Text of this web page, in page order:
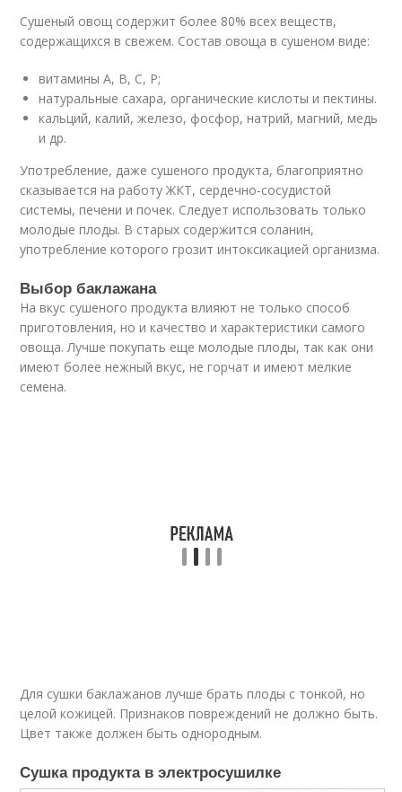
Сушеный овощ содержит более 80% всех веществ,
содержащихся в свежем. Состав овоща в сушеном виде:
витамины А, В, С, P;
натуральные сахара, органические кислоты и пектины.
кальций, калий, железо, фосфор, натрий, магний, медь
и др.
Употребление, даже сушеного продукта, благоприятно
сказывается на работу ЖКТ, сердечно-сосудистой
системы, печени и почек. Следует использовать только
молодые плоды. В старых содержится соланин,
употребление которого грозит интоксикацией организма.
Выбор баклажана
На вкус сушеного продукта влияют не только способ
приготовления, но и качество и характеристики самого
овоща. Лучше покупать еще молодые плоды, так как они
имеют более нежный вкус, не горчат и имеют мелкие
семена.
Для сушки баклажанов лучше брать плоды с тонкой, но
целой кожицей. Признаков повреждений не должно быть.
Цвет также должен быть однородным.
Сушка продукта в электросушилке